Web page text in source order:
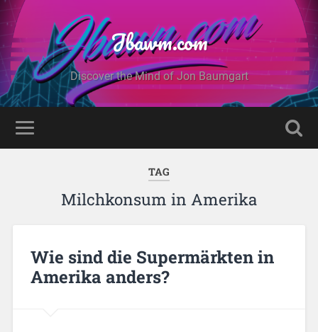
Jbawm.com
Discover the Mind of Jon Baumgart
TAG
Milchkonsum in Amerika
Wie sind die Supermärkten in
Amerika anders?